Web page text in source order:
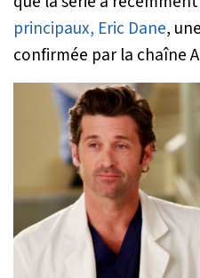
principaux, Eric Dane,
confirmée par la chaîne